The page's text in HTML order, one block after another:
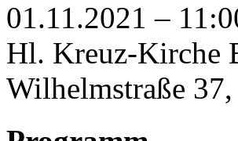
01.11.2021 –
Hl. Kreuz-Kirche
Wilhelmstraße